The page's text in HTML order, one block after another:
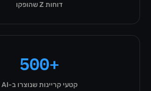
דוחות Z שהופקו
500+
קטעי קריינות שנוצרו ב-AI